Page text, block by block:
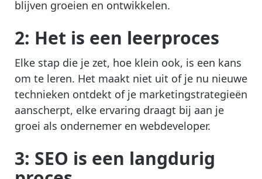
blijven groeien en ontwikkelen.
2: Het is een leerproces
Elke stap die je zet, hoe klein ook, is een kans
om te leren. Het maakt niet uit of je nu nieuwe
technieken ontdekt of je marketingstrategieën
aanscherpt, elke ervaring draagt bij aan je
groei als ondernemer en webdeveloper.
3: SEO is een langdurig